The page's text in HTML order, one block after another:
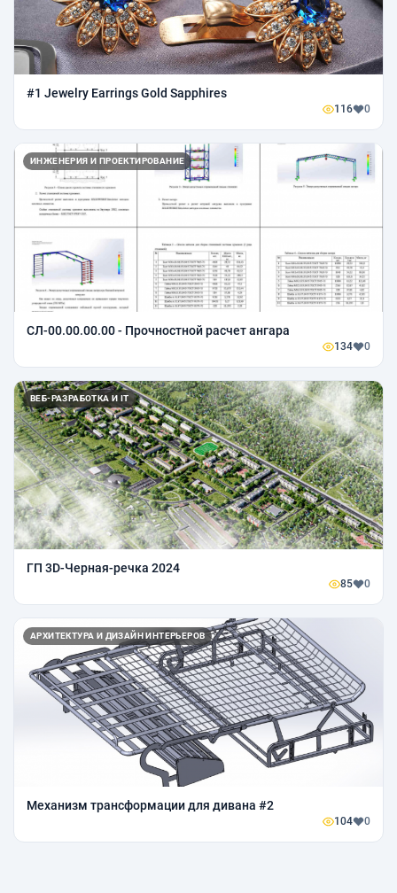
#1 Jewelry Earrings Gold Sapphires
116 0
ИНЖЕНЕРИЯ И ПРОЕКТИРОВАНИЕ
СЛ-00.00.00.00 - Прочностной расчет ангара
134 0
ВЕБ-РАЗРАБОТКА И IT
ГП 3D-Черная-речка 2024
85 0
АРХИТЕКТУРА И ДИЗАЙН ИНТЕРЬЕРОВ
Механизм трансформации для дивана #2
104 0